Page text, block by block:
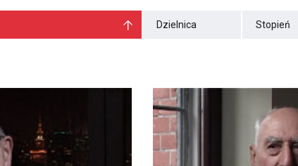
Dzielnica Stopień